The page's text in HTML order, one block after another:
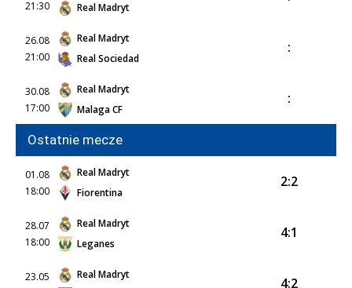
21:30
Real Madryt
26.08
21:00
Real Madryt
Real Sociedad
:
30.08
17:00
Real Madryt
Malaga CF
:
Ostatnie mecze
01.08
18:00
Real Madryt
Fiorentina
2:2
28.07
18:00
Real Madryt
Leganes
4:1
23.05
Real Madryt
4:2